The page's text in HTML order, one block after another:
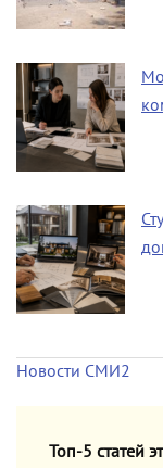
Новости СМИ2
Топ-5 статей